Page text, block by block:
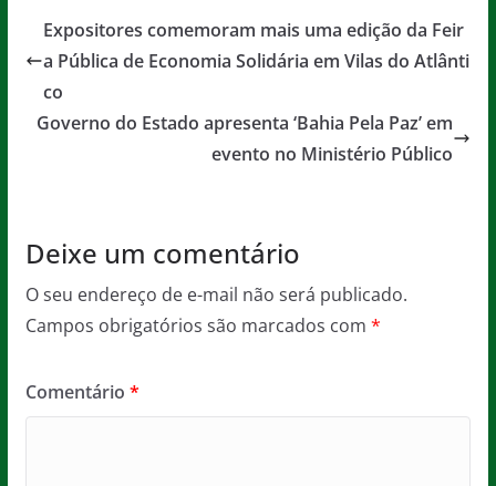
e
b
o
er l s
A
p
a
g
Expositores comemoram mais uma edição da Feir
a Pública de Economia Solidária em Vilas do Atlânti
co
Governo do Estado apresenta ‘Bahia Pela Paz’ em
evento no Ministério Público
Deixe um comentário
O seu endereço de e-mail não será publicado.
Campos obrigatórios são marcados com *
Comentário *